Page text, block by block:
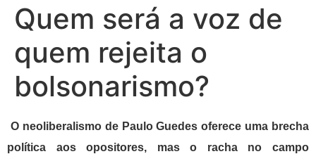
Quem será a voz de
quem rejeita o
bolsonarismo?
O neoliberalismo de Paulo Guedes oferece uma brecha
política aos opositores, mas o racha no campo